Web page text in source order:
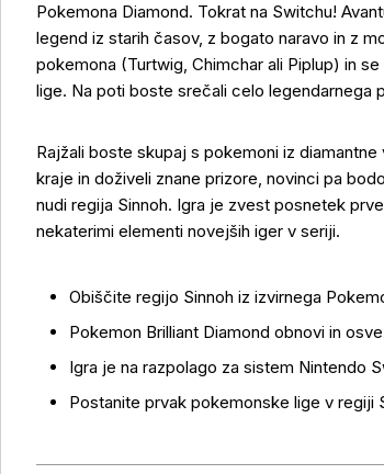
Več o izdelku
Pokemona Diamond. Tokrat na Switchu!
legend iz starih časov, z bogato naravo in z
pokemona (Turtwig, Chimchar ali Piplup) in
lige. Na poti boste srečali celo legendarnega
Rajžali boste skupaj s pokemoni iz
kraje in doživeli znane prizore, novinci pa
nudi regija Sinnoh. Igra je zvest posnetek
nekaterimi elementi novejših iger v seriji.
Obiščite regijo Sinnoh iz izvirnega
Pokemon Brilliant Diamond obnovi in
Igra je na razpolago za sistem Nintendo
Postanite prvak pokemonske lige v regiji